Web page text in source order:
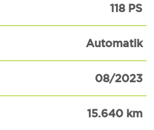
118 PS
Automatik
08/2023
15.640 km